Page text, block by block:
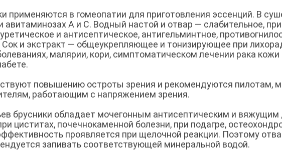
применяются в гомеопатии для приготовления эссенций. В
авитаминозах А и С. Водный настой и отвар — слабительное,
и антисептическое, антигельминтное,
Сок и экстракт — общеукрепляющее и тонизирующее при
малярии, кори, симптоматическом лечении рака кожи
повышению остроты зрения и рекомендуются пилотам,
работающим с напряжением зрения.
брусники обладает мочегонным антисептическим и
циститах, почечнокаменной болезни, при подагре,
проявляется при щелочной реакции. Поэтому
запивать соответствующей минеральной водой.